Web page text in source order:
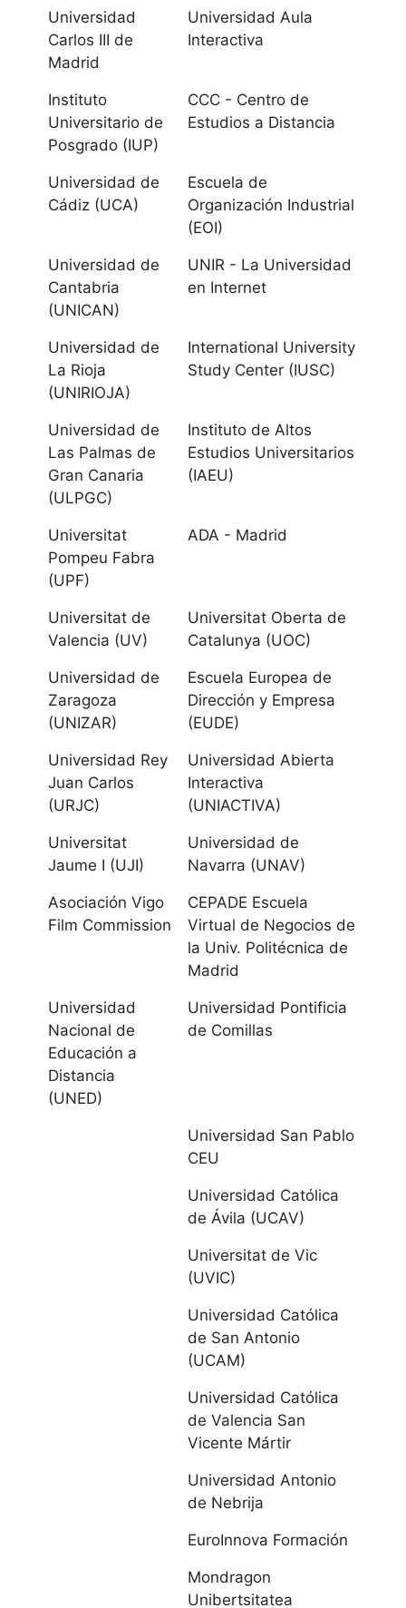
Universidad de
Aragón
Universidad de
Zaragoza
Universidad San
Jorge
Universidad de
La Laguna
Universidad de
Las Palmas de
Gran Canaria
Cantabria
Universidad
Internacional
Menéndez
Pelayo UIMP
Castilla La
Mancha
Universidad de
Mancha
Castilla y
Universidad de
Católica de Ávila
Universidad
Europea Miguel
IE Universidad
Universidad de
Universidad
Pontificia de
Universidad de
Salamanca
Universidad de
Valladolid
Universidad
Carlos III de
Madrid
Universidad Aula
Interactiva
Instituto
Universitario de
Posgrado (IUP)
CCC - Centro de
Estudios a Distancia
Universidad de
Cádiz (UCA)
Escuela de
Organización Industrial
(EOI)
Universidad de
Cantabria
(UNICAN)
UNIR - La Universidad
en Internet
Universidad de
La Rioja
(UNIRIOJA)
International University
Study Center (IUSC)
Universidad de
Las Palmas de
Gran Canaria
(ULPGC)
Instituto de Altos
Estudios Universitarios
(IAEU)
Universitat
Pompeu Fabra
(UPF)
ADA - Madrid
Universitat de
Valencia (UV)
Universitat Oberta de
Catalunya (UOC)
Universidad de
Zaragoza
(UNIZAR)
Escuela Europea de
Dirección y Empresa
(EUDE)
Universidad Rey
Juan Carlos
(URJC)
Universidad Abierta
Interactiva
(UNIACTIVA)
Universitat
Jaume I (UJI)
Universidad de
Navarra (UNAV)
Asociación Vigo
Film Commission
CEPADE Escuela
Virtual de Negocios de
la Univ. Politécnica de
Madrid
Universidad
Nacional de
Educación a
Distancia
(UNED)
Universidad Pontificia
de Comillas
Universidad San Pablo
CEU
Universidad Católica
de Ávila (UCAV)
Universitat de Vic
(UVIC)
Universidad Católica
de San Antonio
(UCAM)
Universidad Católica
de Valencia San
Vicente Mártir
Universidad Antonio
de Nebrija
EuroInnova Formación
Mondragon
Unibertsitatea